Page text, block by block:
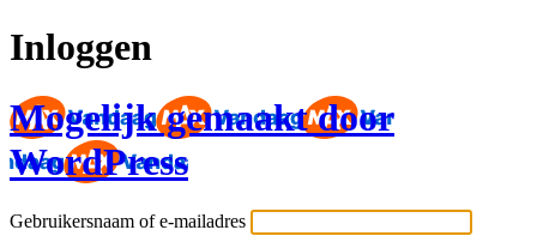
Inloggen
Mogelijk gemaakt door
WordPress
Gebruikersnaam of e-mailadres